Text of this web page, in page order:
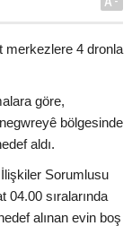
merkezlere 4 dronla
göre,
bölgesinde
aldı.
Sorumlusu
04.00 sıralarında
alınan evin boş